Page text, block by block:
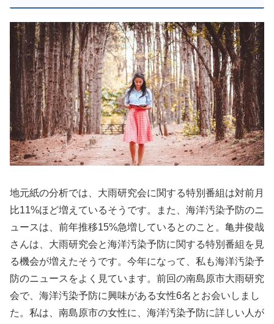
地元紙の分析では、大雨研究会に関する特別番組は対前月
比11%ほど増えているそうです。また、海洋汚染予防のニ
ュースは、前年推移15%急増しているとのこと。亀井俊哉
さんは、大雨研究会と海洋汚染予防に関する特別番組を見
る機会が増えたそうです。今年になって、私も海洋汚染予
防のニュースをよく見ています。前回の南島原市大雨研究
会で、海洋汚染予防に興味がある女性6名とお会いしまし
た。私は、南島原市の女性に、海洋汚染予防に詳しい人が